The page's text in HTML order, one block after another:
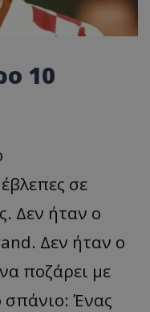
10
σε
Δεν ήταν ο
Δεν ήταν ο
ποζάρει με
σπάνιο: Ένας